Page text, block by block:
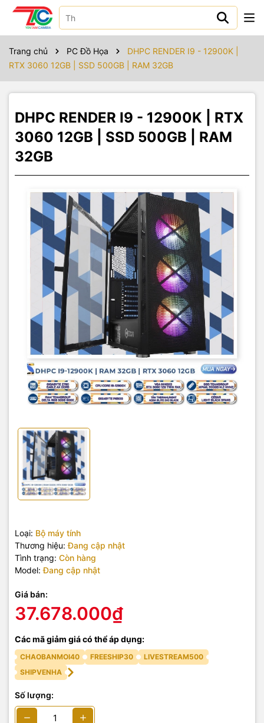
Trang chủ PC Đồ Họa
DHPC RENDER I9 - 12900K |
RTX 3060 12GB | SSD 500GB | RAM 32GB
DHPC RENDER I9 - 12900K | RTX
3060 12GB | SSD 500GB | RAM
32GB
Loại: Bộ máy tính
Thương hiệu: Đang cập nhật
Tình trạng: Còn hàng
Model: Đang cập nhật
Giá bán:
37.678.000₫
Các mã giảm giá có thể áp dụng:
CHAOBANMOI40 FREESHIP30
LIVESTREAM500
SHIPVENHA
Số lượng:
Sản phẩm bao gồm